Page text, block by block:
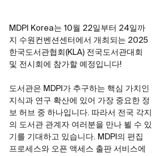
MDPI Korea는 10월 22일부터 24일까
지 수원컨벤션센터에서 개최되는 2025
한국도서관협회(KLA) 전국도서관대회
및 전시회에 참가할 예정입니다!
도서관은 MDPI가 추구하는 핵심 가치인
지식과 연구 확산에 있어 가장 중요한 정
보 허브 중 하나입니다. 따라서 전국 각지
의 도서관 관계자 여러분을 만나 뵐 수 있
기를 기대하고 있습니다. MDPI의 편집
프로세스와 오픈 액세스 출판 서비스에